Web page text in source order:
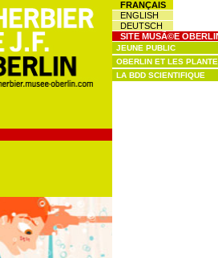
FRANÇAIS
ENGLISH
DEUTSCH
SITE MUSÃ©E
JEUNE PUBLIC
OBERLIN ET LES
LA BDD SCIENTIFIQUE